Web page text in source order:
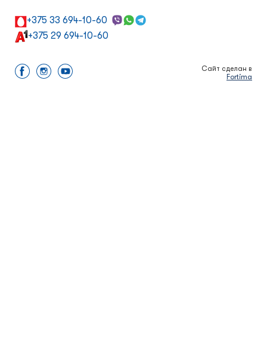
+375 33 694-10-60
+375 29 694-10-60
Сайт сделан в
Fortima